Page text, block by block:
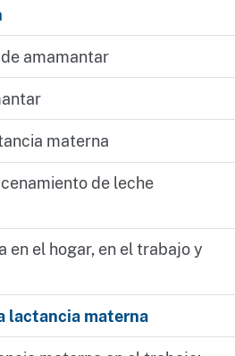
amamantar
materna
de leche
en el hogar, en el trabajo y
lactancia materna